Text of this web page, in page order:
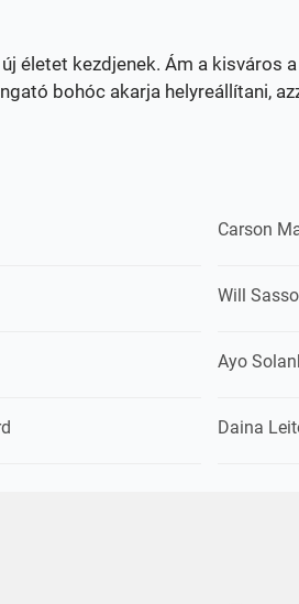
életet kezdjenek. Ám a kisváros
bohóc akarja helyreállítani,
Carson
Will Sasso
Ayo
Daina